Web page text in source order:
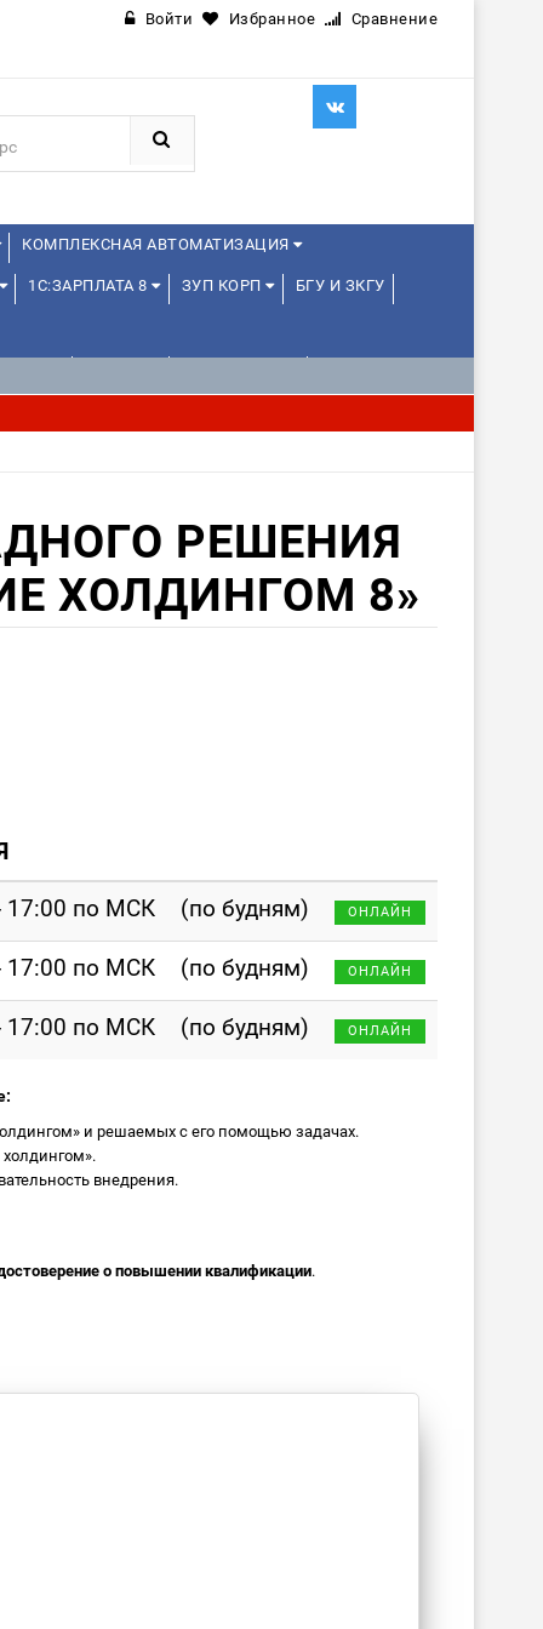
Войти Избранное Сравнение
КОМПЛЕКСНАЯ АВТОМАТИЗАЦИЯ
1С:ЗАРПЛАТА 8 ЗУП КОРП БГУ И ЗКГУ
РЕШЕНИЯ
ХОЛДИНГОМ 8»
17:00 по МСК (по будням) ОНЛАЙН
17:00 по МСК (по будням) ОНЛАЙН
17:00 по МСК (по будням) ОНЛАЙН
и решаемых с его помощью задачах.
внедрения.
о повышении квалификации.